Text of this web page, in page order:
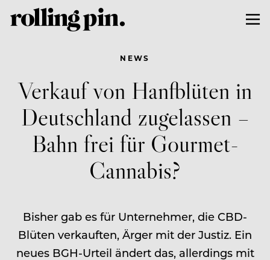
NEWS
Verkauf von Hanfblüten in
Deutschland zugelassen –
Bahn frei für Gourmet-
Cannabis?
Bisher gab es für Unternehmer, die CBD-
Blüten verkauften, Ärger mit der Justiz. Ein
neues BGH-Urteil ändert das, allerdings mit